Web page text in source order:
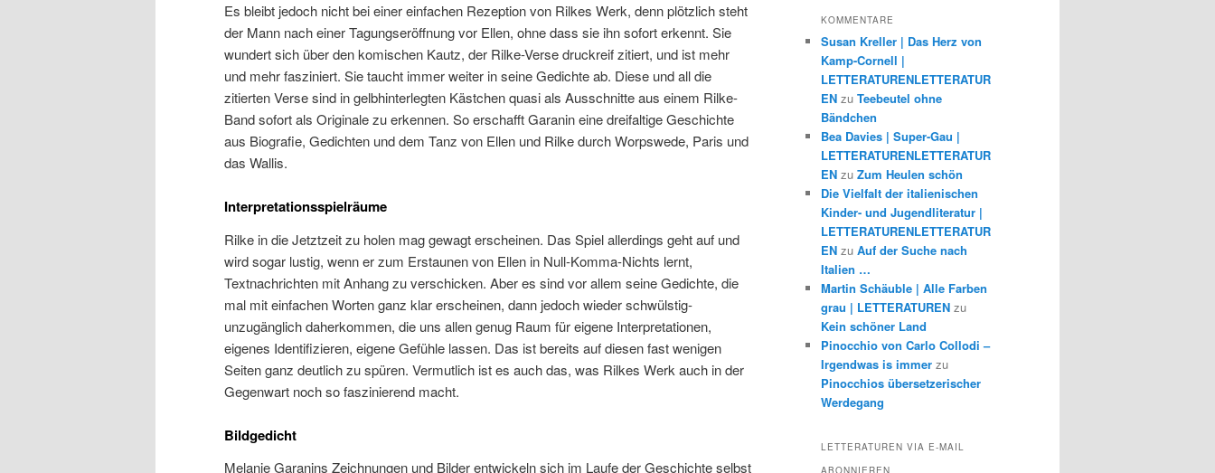
Es bleibt jedoch nicht bei einer einfachen Rezeption von Rilkes Werk, denn plötzlich steht
der Mann nach einer Tagungseröffnung vor Ellen, ohne dass sie ihn sofort erkennt. Sie
wundert sich über den komischen Kautz, der Rilke-Verse druckreif zitiert, und ist mehr
und mehr fasziniert. Sie taucht immer weiter in seine Gedichte ab. Diese und all die
zitierten Verse sind in gelbhinterlegten Kästchen quasi als Ausschnitte aus einem Rilke-
Band sofort als Originale zu erkennen. So erschafft Garanin eine dreifaltige Geschichte
aus Biografie, Gedichten und dem Tanz von Ellen und Rilke durch Worpswede, Paris und
das Wallis.
Interpretationsspielräume
Rilke in die Jetztzeit zu holen mag gewagt erscheinen. Das Spiel allerdings geht auf und
wird sogar lustig, wenn er zum Erstaunen von Ellen in Null-Komma-Nichts lernt,
Textnachrichten mit Anhang zu verschicken. Aber es sind vor allem seine Gedichte, die
mal mit einfachen Worten ganz klar erscheinen, dann jedoch wieder schwülstig-
unzugänglich daherkommen, die uns allen genug Raum für eigene Interpretationen,
eigenes Identifizieren, eigene Gefühle lassen. Das ist bereits auf diesen fast wenigen
Seiten ganz deutlich zu spüren. Vermutlich ist es auch das, was Rilkes Werk auch in der
Gegenwart noch so faszinierend macht.
Bildgedicht
Melanie Garanins Zeichnungen und Bilder entwickeln sich im Laufe der Geschichte selbst
KOMMENTARE
Susan Kreller | Das Herz von
Kamp-Cornell |
LETTERATURENLETTERATUR
EN zu Teebeutel ohne
Bändchen
Bea Davies | Super-Gau |
LETTERATURENLETTERATUR
EN zu Zum Heulen schön
Die Vielfalt der italienischen
Kinder- und Jugendliteratur |
LETTERATURENLETTERATUR
EN zu Auf der Suche nach
Italien …
Martin Schäuble | Alle Farben
grau | LETTERATUREN zu
Kein schöner Land
Pinocchio von Carlo Collodi –
Irgendwas is immer zu
Pinocchios übersetzerischer
Werdegang
LETTERATUREN VIA E-MAIL
ABONNIEREN